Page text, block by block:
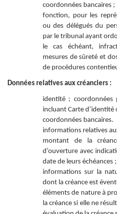
coordonnées bancaires ;
fonction, pour les
ou des délégués du
par le tribunal ayant
le cas échéant,
mesures de sûreté et
de procédures
Données relatives aux créanciers :
identité ; coordonnées
incluant Carte d’identité
coordonnées bancaires.
informations relatives
montant de la
d’ouverture avec
date de leurs échéances ;
informations sur la
dont la créance est
éléments de nature à
la créance si elle ne